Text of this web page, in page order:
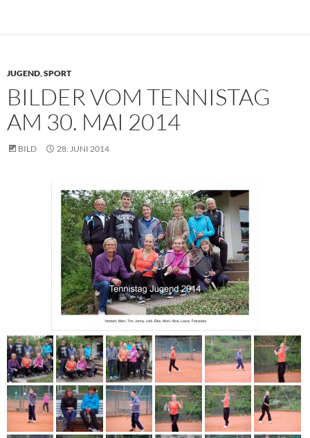
JUGEND,SPORT
BILDER VOM TENNISTAG
AM 30. MAI 2014
BILD 28. JUNI 2014